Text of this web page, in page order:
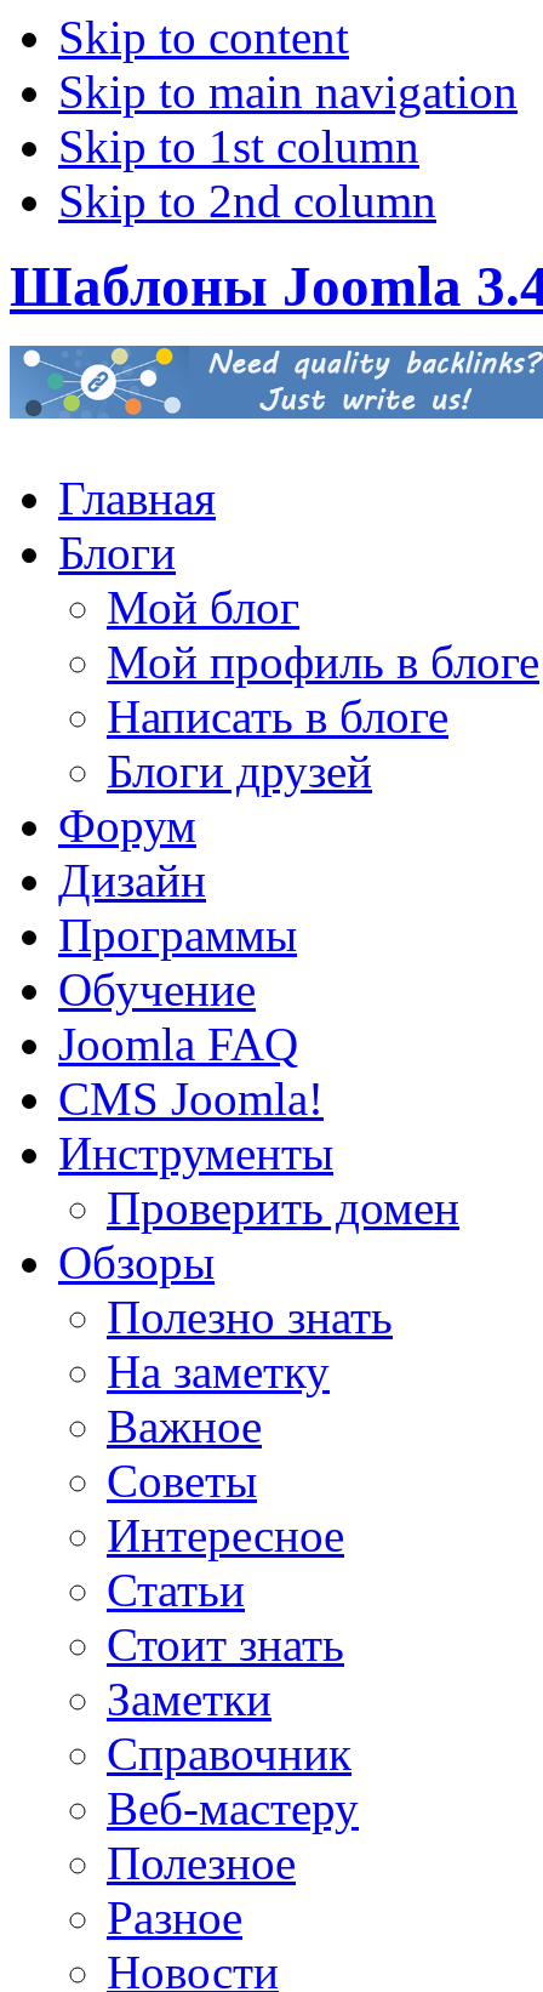
Skip to content
Skip to main navigation
Skip to 1st column
Skip to 2nd column
Шаблоны Joomla
Главная
Блоги
Мой блог
Мой профиль в блоге
Написать в блоге
Блоги друзей
Форум
Дизайн
Программы
Обучение
Joomla FAQ
CMS Joomla!
Инструменты
Проверить домен
Обзоры
Полезно знать
На заметку
Важное
Советы
Интересное
Статьи
Стоит знать
Заметки
Справочник
Веб-мастеру
Полезное
Разное
Новости